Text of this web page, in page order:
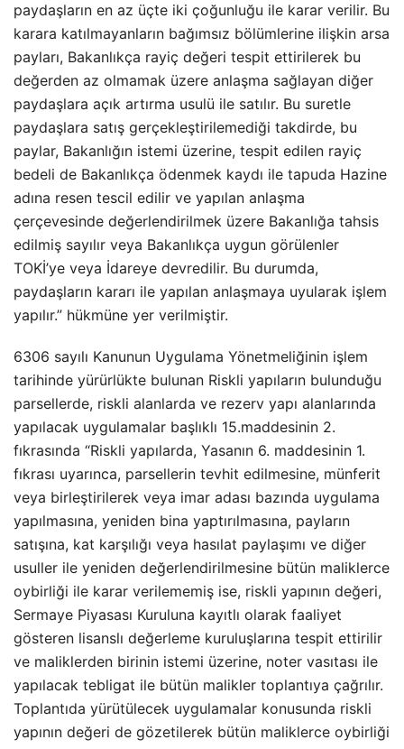
paydaşların en az üçte iki çoğunluğu ile karar verilir. Bu
karara katılmayanların bağımsız bölümlerine ilişkin arsa
payları, Bakanlıkça rayiç değeri tespit ettirilerek bu
değerden az olmamak üzere anlaşma sağlayan diğer
paydaşlara açık artırma usulü ile satılır. Bu suretle
paydaşlara satış gerçekleştirilemediği takdirde, bu
paylar, Bakanlığın istemi üzerine, tespit edilen rayiç
bedeli de Bakanlıkça ödenmek kaydı ile tapuda Hazine
adına resen tescil edilir ve yapılan anlaşma
çerçevesinde değerlendirilmek üzere Bakanlığa tahsis
edilmiş sayılır veya Bakanlıkça uygun görülenler
TOKİ’ye veya İdareye devredilir. Bu durumda,
paydaşların kararı ile yapılan anlaşmaya uyularak işlem
yapılır.” hükmüne yer verilmiştir.
6306 sayılı Kanunun Uygulama Yönetmeliğinin işlem
tarihinde yürürlükte bulunan Riskli yapıların bulunduğu
parsellerde, riskli alanlarda ve rezerv yapı alanlarında
yapılacak uygulamalar başlıklı 15.maddesinin 2.
fıkrasında “Riskli yapılarda, Yasanın 6. maddesinin 1.
fıkrası uyarınca, parsellerin tevhit edilmesine, münferit
veya birleştirilerek veya imar adası bazında uygulama
yapılmasına, yeniden bina yaptırılmasına, payların
satışına, kat karşılığı veya hasılat paylaşımı ve diğer
usuller ile yeniden değerlendirilmesine bütün maliklerce
oybirliği ile karar verilememiş ise, riskli yapının değeri,
Sermaye Piyasası Kuruluna kayıtlı olarak faaliyet
gösteren lisanslı değerleme kuruluşlarına tespit ettirilir
ve maliklerden birinin istemi üzerine, noter vasıtası ile
yapılacak tebligat ile bütün malikler toplantıya çağrılır.
Toplantıda yürütülecek uygulamalar konusunda riskli
yapının değeri de gözetilerek bütün maliklerce oybirliği